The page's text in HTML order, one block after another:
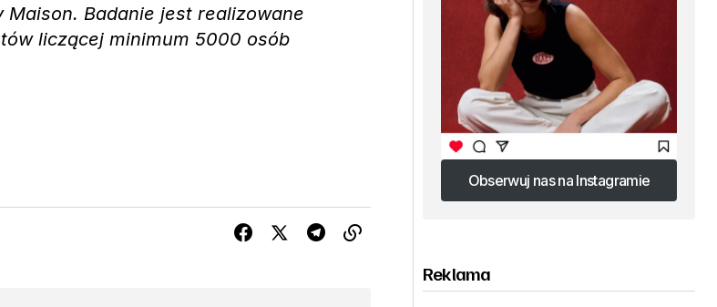
Badanie jest realizowane
liczącej minimum 5000 osób
Obserwuj nas na Instagramie
Obserwuj nas na Instagramie
Reklama